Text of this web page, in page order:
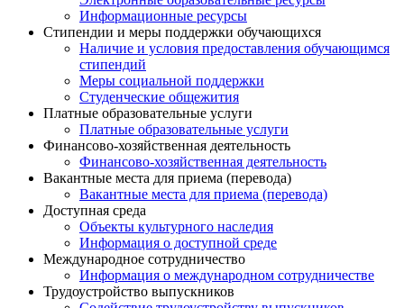
Информационные ресурсы
Стипендии и меры поддержки обучающихся
Наличие и условия предоставления обучающимся
стипендий
Меры социальной поддержки
Студенческие общежития
Платные образовательные услуги
Платные образовательные услуги
Финансово-хозяйственная деятельность
Финансово-хозяйственная деятельность
Вакантные места для приема (перевода)
Вакантные места для приема (перевода)
Доступная среда
Объекты культурного наследия
Информация о доступной среде
Международное сотрудничество
Информация о международном сотрудничестве
Трудоустройство выпускников